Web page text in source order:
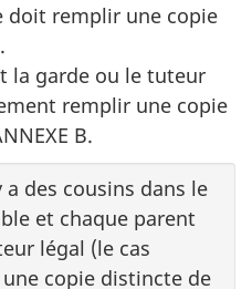
doit remplir une copie
la garde ou le tuteur
remplir une copie
B.
des cousins dans le
et chaque parent
légal (le cas
copie distincte de